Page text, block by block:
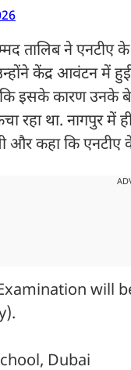
तालिब ने
केंद्र आवंटन में
इसके कारण उनके
रहा था. नागपुर
और कहा कि एनटीए
will
Dubai